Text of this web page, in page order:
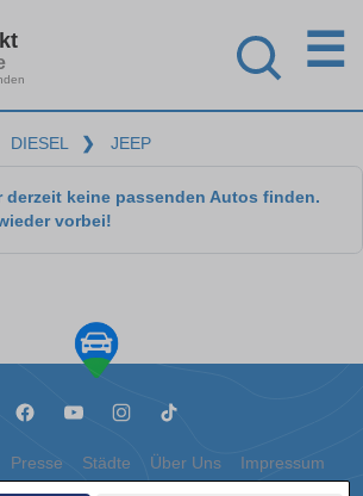
☰
DIESEL ❯ JEEP
derzeit keine passenden Autos finden.
vorbei!
Presse Städte Über Uns Impressum